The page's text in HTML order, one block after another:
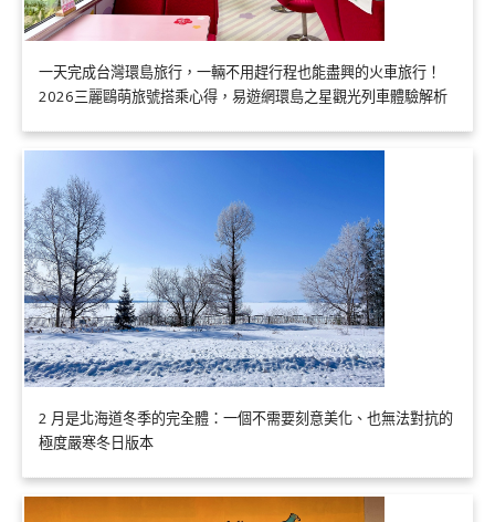
一天完成台灣環島旅行，一輛不用趕行程也能盡興的火車旅行！
2026三麗鷗萌旅號搭乘心得，易遊網環島之星觀光列車體驗解析
2 月是北海道冬季的完全體：一個不需要刻意美化、也無法對抗的
極度嚴寒冬日版本